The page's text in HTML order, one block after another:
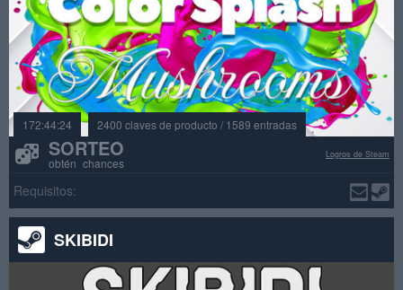
172:44:24 2400 claves de producto / 1589 entradas
SORTEO
obtén chances
Logros de Steam
Requisitos:
SKIBIDI